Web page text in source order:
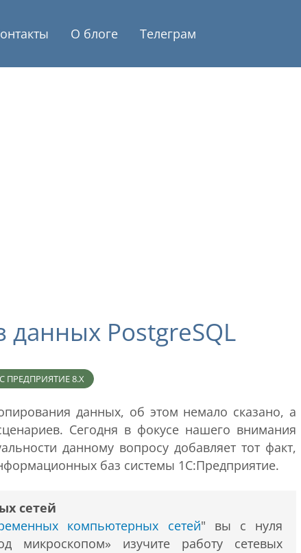
О блоге Телеграм
данных PostgreSQL
ПРЕДПРИЯТИЕ 8.X
данных, об этом немало сказано, а
Сегодня в фокусе нашего внимания
данному вопросу добавляет тот факт,
баз системы 1С:Предприятие.
сетей
компьютерных сетей" вы с нуля
микроскопом» изучите работу сетевых